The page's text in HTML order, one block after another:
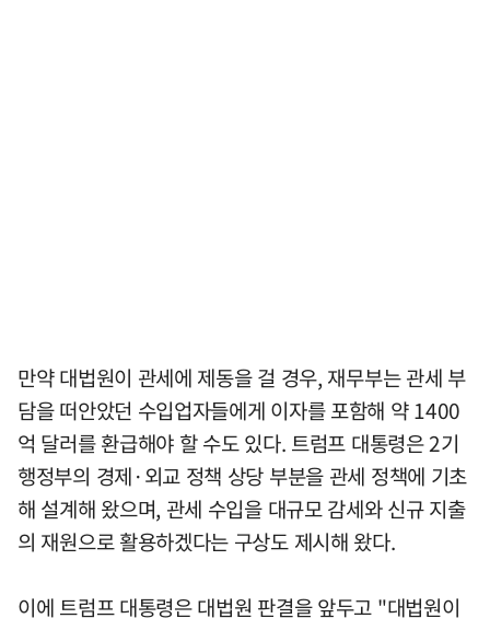
만약 대법원이 관세에 제동을 걸 경우, 재무부는 관세 부
담을 떠안았던 수입업자들에게 이자를 포함해 약 1400
억 달러를 환급해야 할 수도 있다. 트럼프 대통령은 2기
행정부의 경제·외교 정책 상당 부분을 관세 정책에 기초
해 설계해 왔으며, 관세 수입을 대규모 감세와 신규 지출
의 재원으로 활용하겠다는 구상도 제시해 왔다.
이에 트럼프 대통령은 대법원 판결을 앞두고 "대법원이